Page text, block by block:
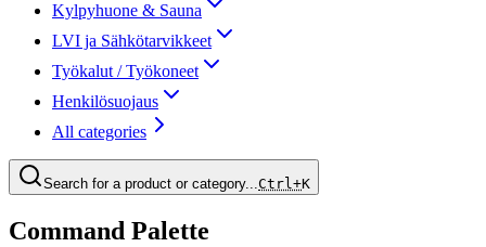
Kylpyhuone & Sauna
LVI ja Sähkötarvikkeet
Työkalut / Työkoneet
Henkilösuojaus
All categories
Search for a product or category...Ctrl+K
Command Palette